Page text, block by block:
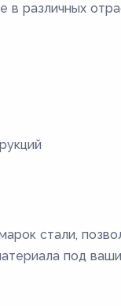
различных
стали,
под